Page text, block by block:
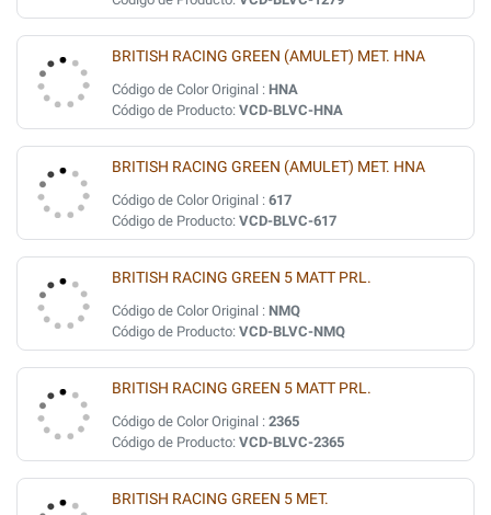
BRITISH RACING GREEN (AMULET) MET. HNA
Código de Color Original : HNA
Código de Producto: VCD-BLVC-HNA
BRITISH RACING GREEN (AMULET) MET. HNA
Código de Color Original : 617
Código de Producto: VCD-BLVC-617
BRITISH RACING GREEN 5 MATT PRL.
Código de Color Original : NMQ
Código de Producto: VCD-BLVC-NMQ
BRITISH RACING GREEN 5 MATT PRL.
Código de Color Original : 2365
Código de Producto: VCD-BLVC-2365
BRITISH RACING GREEN 5 MET.